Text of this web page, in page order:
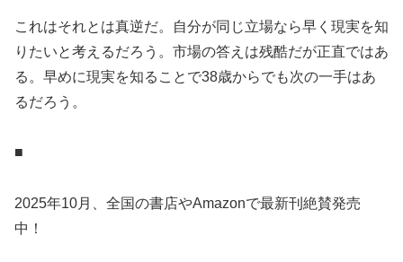
これはそれとは真逆だ。自分が同じ立場なら早く現実を知
りたいと考えるだろう。市場の答えは残酷だが正直ではあ
る。早めに現実を知ることで38歳からでも次の一手はあ
るだろう。
■
2025年10月、全国の書店やAmazonで最新刊絶賛発売
中！